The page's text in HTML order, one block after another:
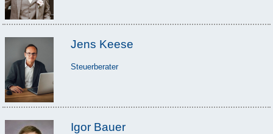
Jens Keese
Steuerberater
Igor Bauer